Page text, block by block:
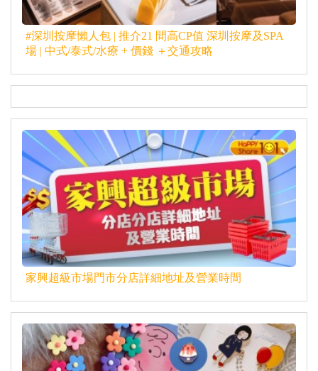
#深圳按摩懶人包 | 推介21 間高CP值 深圳按摩及SPA
場 | 中式/泰式/水療 + 價錢 ＋交通攻略
家興超級市場門市分店詳細地址及營業時間